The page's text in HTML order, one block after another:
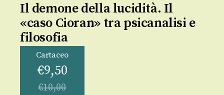
Il demone della lucidità. Il
«caso Cioran» tra psicanalisi e
filosofia
Cartaceo
€9,50
€10,00